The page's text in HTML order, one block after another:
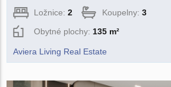
Ložnice:2 Koupelny:3
Obytné plochy: 135 m²
Aviera Living Real Estate